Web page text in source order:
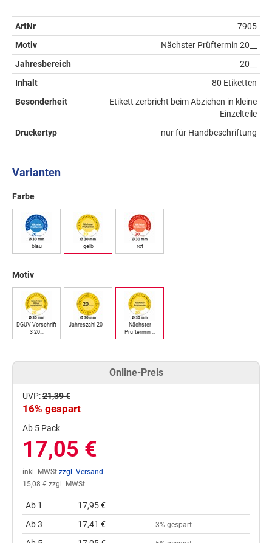
ArtNr
7905
Motiv
Nächster Prüftermin 20__
Jahresbereich
20__
Inhalt
80 Etiketten
Besonderheit
Etikett zerbricht beim Abziehen in kleine
Einzelteile
Druckertyp
nur für Handbeschriftung
Varianten
Farbe
blau gelb rot
Motiv
DGUV Vorschrift
3 20…
Jahreszahl 20__
Nächster
Prüftermin …
Online-Preis
UVP:21,39 €
16% gespart
Ab 5 Pack
17,05 €
inkl. MWSt zzgl. Versand
15,08 € zzgl. MWSt
Ab 1
17,95 €
Ab 3
17,41 € 3% gespart